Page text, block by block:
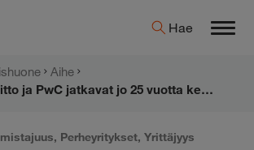
Hae
Aihe
Perheyritysten liitto ja PwC jatkavat jo 25 vuotta kestänyttä strategista kumppanuuttaan
, Perheyritykset,Yrittäjyys